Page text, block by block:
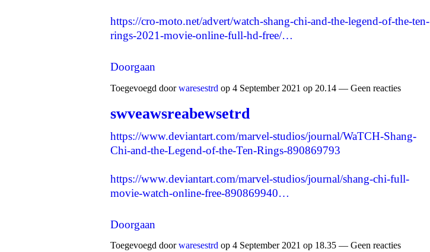
https://cro-moto.net/advert/watch-shang-chi-and-the-legend-of-the-ten-
rings-2021-movie-online-full-hd-free/…
Doorgaan
Toegevoegd doorwaresestrd op 4 September 2021 op 20.14 — Geen reacties
swveawsreabewsetrd
https://www.deviantart.com/marvel-studios/journal/WaTCH-Shang-
Chi-and-the-Legend-of-the-Ten-Rings-890869793
https://www.deviantart.com/marvel-studios/journal/shang-chi-full-
movie-watch-online-free-890869940…
Doorgaan
Toegevoegd doorwaresestrd op 4 September 2021 op 18.35 — Geen reacties